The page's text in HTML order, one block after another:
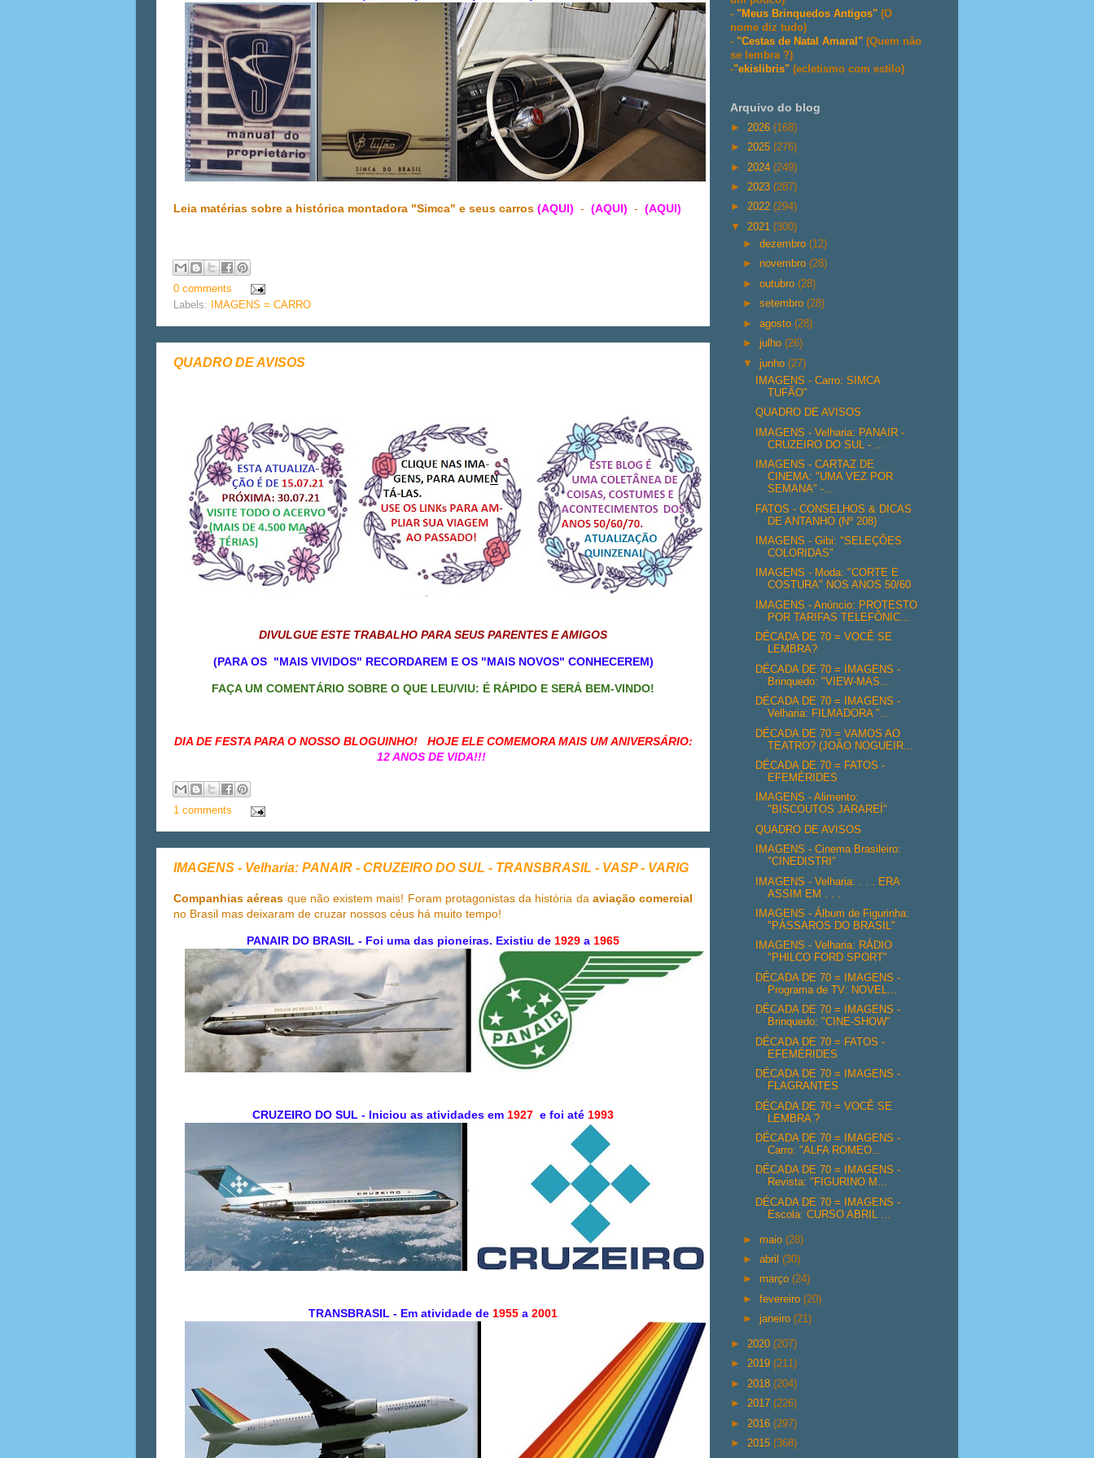
Leia matérias sobre a histórica montadora "Simca" e seus carros (AQUI) - (AQUI) - (AQUI)
0 comments
Labels:
IMAGENS = CARRO
QUADRO DE AVISOS
DIVULGUE ESTE TRABALHO PARA SEUS PARENTES E AMIGOS
(PARA OS "MAIS VIVIDOS" RECORDAREM E OS "MAIS NOVOS" CONHECEREM)
FAÇA UM COMENTÁRIO SOBRE O QUE LEU/VIU: É RÁPIDO E SERÁ BEM-VINDO!
DIA DE FESTA PARA O NOSSO BLOGUINHO! HOJE ELE COMEMORA MAIS UM ANIVERSÁRIO:
12 ANOS DE VIDA!!!
1 comments
IMAGENS - Velharia: PANAIR - CRUZEIRO DO SUL - TRANSBRASIL - VASP - VARIG
Companhias aéreas que não existem mais! Foram protagonistas da história daaviação comercial
no Brasil mas deixaram de cruzar nossos céus há muito tempo!
PANAIR DO BRASIL - Foi uma das pioneiras. Existiu de 1929 a 1965
CRUZEIRO DO SUL - Iniciou as atividades em 1927 e foi até 1993
TRANSBRASIL - Em atividade de 1955 a 2001
- "Meus Brinquedos Antigos" (O
nome diz tudo)
- "Cestas de Natal Amaral" (Quem não
se lembra ?)
-"ekislibris" (ecletismo com estilo)
Arquivo do blog
► 2026 (168)
► 2025 (276)
► 2024 (249)
► 2023 (287)
► 2022 (294)
▼ 2021 (300)
►dezembro(12)
► novembro(28)
►outubro(28)
►setembro(28)
►agosto(28)
►julho(26)
▼junho(27)
IMAGENS - Carro: SIMCA
TUFÃO"
QUADRO DE AVISOS
IMAGENS - Velharia: PANAIR -
CRUZEIRO DO SUL - ...
IMAGENS - CARTAZ DE
CINEMA: "UMA VEZ POR
SEMANA" -...
FATOS - CONSELHOS & DICAS
DE ANTANHO (Nº 208)
IMAGENS - Gibi: "SELEÇÕES
COLORIDAS"
IMAGENS - Moda: "CORTE E
COSTURA" NOS ANOS 50/60
IMAGENS - Anúncio: PROTESTO
POR TARIFAS TELEFÔNIC...
DÉCADA DE 70 = VOCÊ SE
LEMBRA?
DÉCADA DE 70 = IMAGENS -
Brinquedo: "VIEW-MAS...
DÉCADA DE 70 = IMAGENS -
Velharia: FILMADORA "...
DÉCADA DE 70 = VAMOS AO
TEATRO? (JOÃO NOGUEIR...
DÉCADA DE 70 = FATOS -
EFEMÉRIDES
IMAGENS - Alimento:
"BISCOUTOS JARAREÍ"
QUADRO DE AVISOS
IMAGENS - Cinema Brasileiro:
"CINEDISTRI"
IMAGENS - Velharia: . . . ERA
ASSIM EM . . .
IMAGENS - Álbum de Figurinha:
"PÁSSAROS DO BRASIL"
IMAGENS - Velharia: RÁDIO
"PHILCO FORD SPORT"
DÉCADA DE 70 = IMAGENS -
Programa de TV: NOVEL...
DÉCADA DE 70 = IMAGENS -
Brinquedo: "CINE-SHOW"
DÉCADA DE 70 = FATOS -
EFEMÉRIDES
DÉCADA DE 70 = IMAGENS -
FLAGRANTES
DÉCADA DE 70 = VOCÊ SE
LEMBRA ?
DÉCADA DE 70 = IMAGENS -
Carro: "ALFA ROMEO...
DÉCADA DE 70 = IMAGENS -
Revista: "FIGURINO M...
DÉCADA DE 70 = IMAGENS -
Escola: CURSO ABRIL ...
► maio(28)
►abril(30)
► março(24)
►fevereiro(20)
►janeiro(21)
► 2020 (207)
► 2019 (211)
► 2018 (204)
► 2017 (226)
► 2016 (297)
► 2015 (368)